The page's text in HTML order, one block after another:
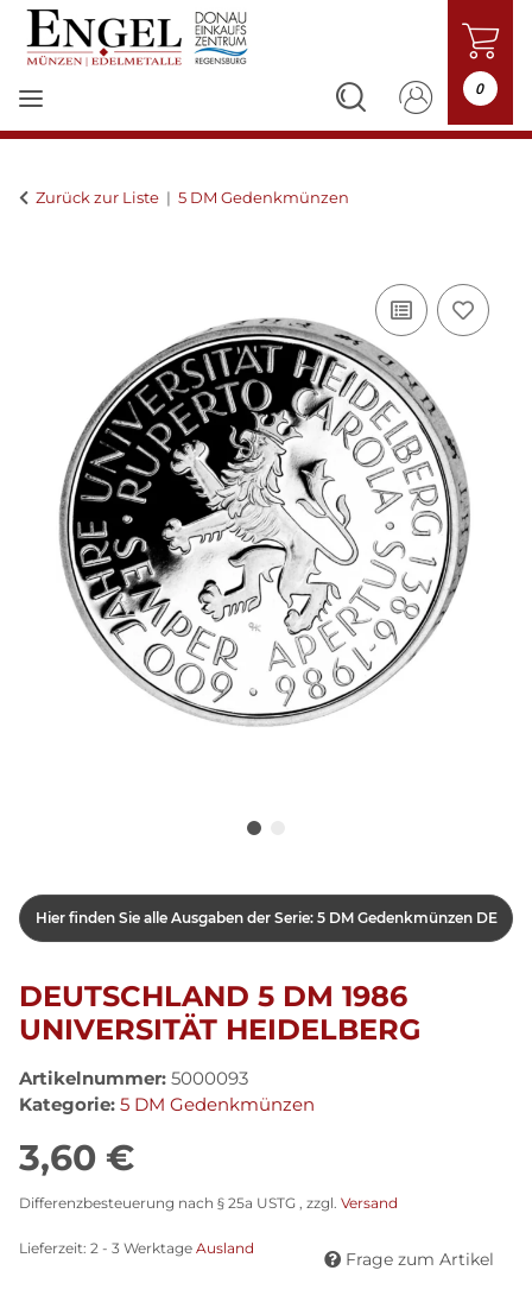
0
Zurück zur Liste 5 DM Gedenkmünzen
Hier finden Sie alle Ausgaben der Serie: 5 DM Gedenkmünzen DE
DEUTSCHLAND 5 DM 1986
UNIVERSITÄT HEIDELBERG
Artikelnummer: 5000093
Kategorie: 5 DM Gedenkmünzen
3,60 €
Differenzbesteuerung nach § 25a USTG , zzgl. Versand
Lieferzeit: 2 - 3 Werktage Ausland
Frage zum Artikel